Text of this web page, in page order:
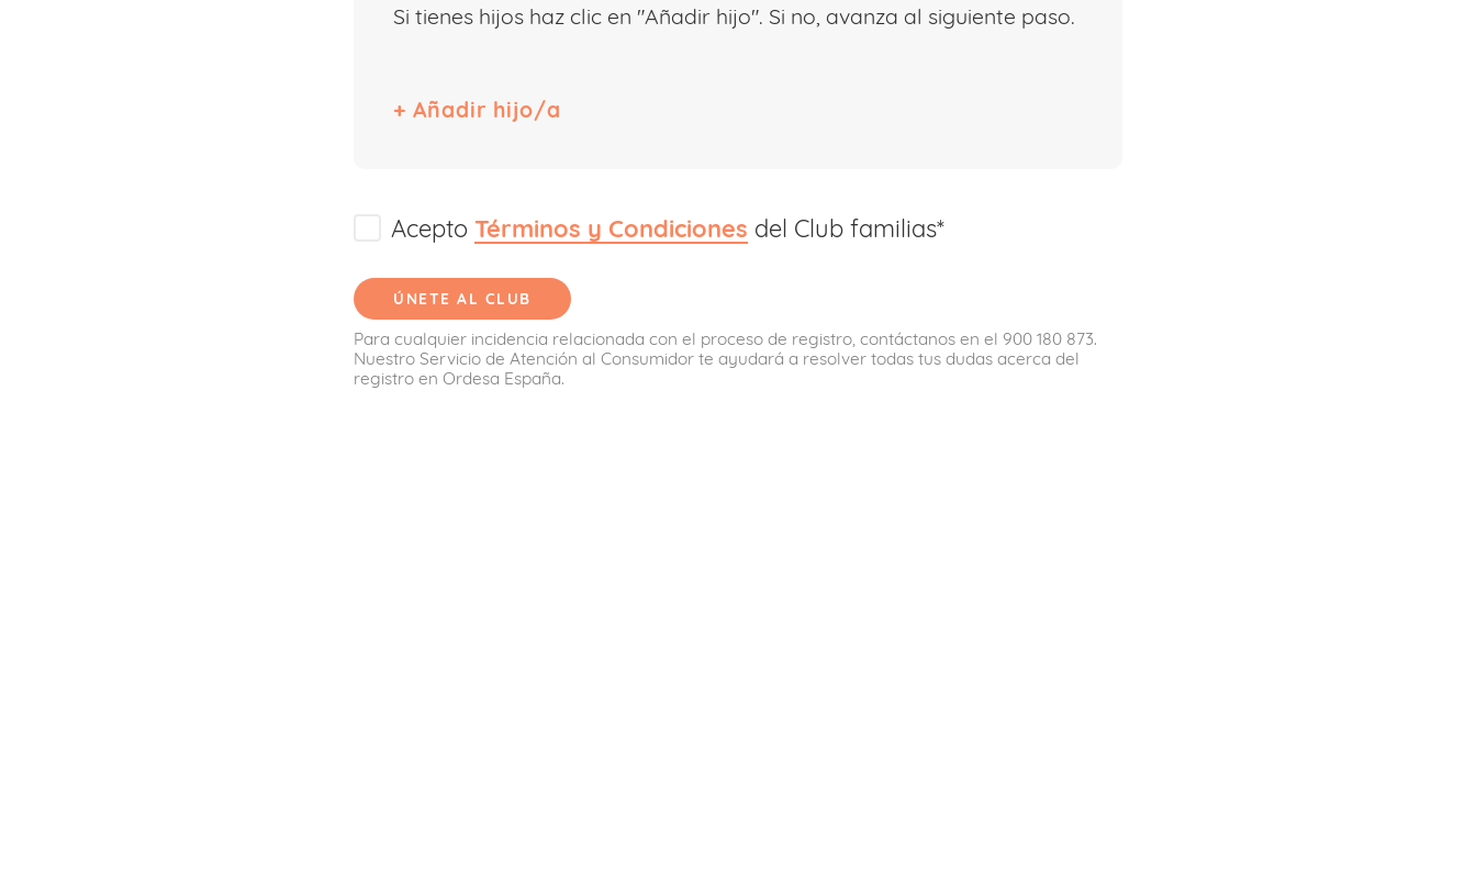
Si tienes hijos haz clic en "Añadir hijo". Si no, avanza al siguiente paso.
AceptoTérminos y Condiciones del Club familias*
Para cualquier incidencia relacionada con el proceso de registro, contáctanos en el 900 180 873.
Nuestro Servicio de Atención al Consumidor te ayudará a resolver todas tus dudas acerca del
registro en Ordesa España.